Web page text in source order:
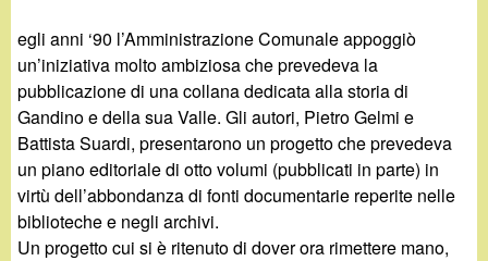
egli anni ‘90 l’Amministrazione Comunale appoggiò
un’iniziativa molto ambiziosa che prevedeva la
pubblicazione di una collana dedicata alla storia di
Gandino e della sua Valle. Gli autori, Pietro Gelmi e
Battista Suardi, presentarono un progetto che prevedeva
un piano editoriale di otto volumi (pubblicati in parte) in
virtù dell’abbondanza di fonti documentarie reperite nelle
biblioteche e negli archivi.
Un progetto cui si è ritenuto di dover ora rimettere mano,